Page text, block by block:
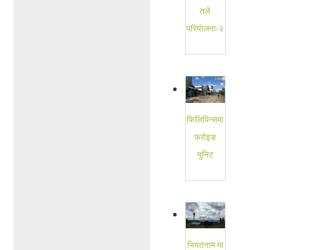
तले
परियोजना-२
फिलिपिन्समा
फरोइङ
युनिट
भियतनाम मा